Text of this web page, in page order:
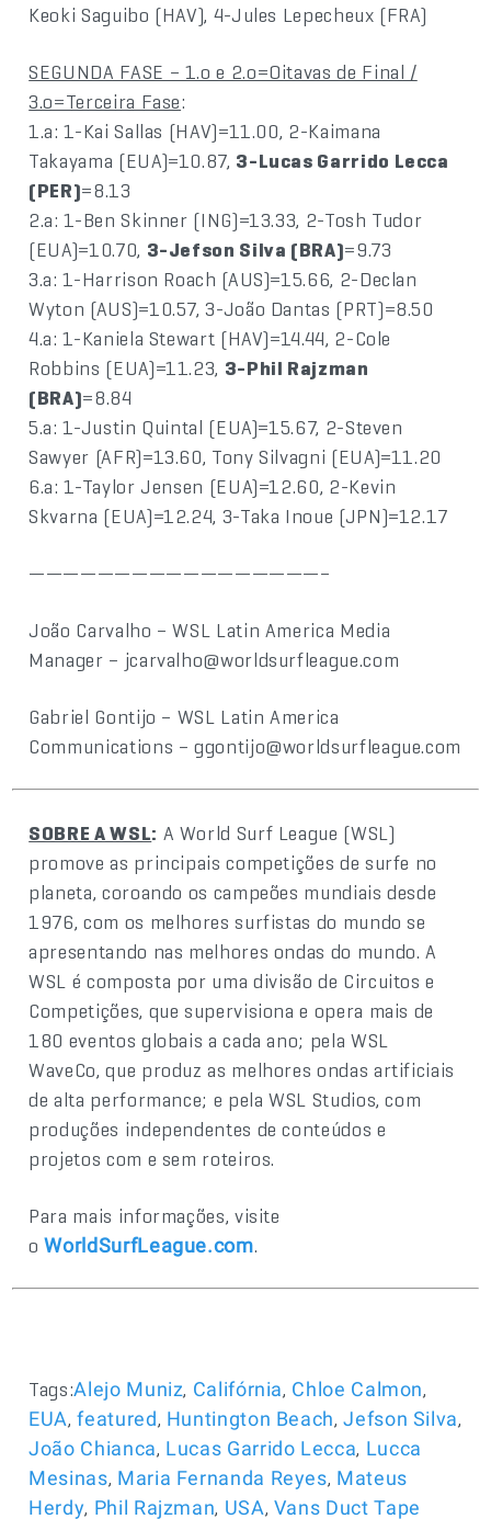
Keoki Saguibo (HAV), 4-Jules Lepecheux (FRA)
SEGUNDA FASE – 1.o e 2.o=Oitavas de Final /
3.o=Terceira Fase:
1.a: 1-Kai Sallas (HAV)=11.00, 2-Kaimana
Takayama (EUA)=10.87, 3-Lucas Garrido Lecca
(PER)=8.13
2.a: 1-Ben Skinner (ING)=13.33, 2-Tosh Tudor
(EUA)=10.70, 3-Jefson Silva (BRA)=9.73
3.a: 1-Harrison Roach (AUS)=15.66, 2-Declan
Wyton (AUS)=10.57, 3-João Dantas (PRT)=8.50
4.a: 1-Kaniela Stewart (HAV)=14.44, 2-Cole
Robbins (EUA)=11.23, 3-Phil Rajzman
(BRA)=8.84
5.a: 1-Justin Quintal (EUA)=15.67, 2-Steven
Sawyer (AFR)=13.60, Tony Silvagni (EUA)=11.20
6.a: 1-Taylor Jensen (EUA)=12.60, 2-Kevin
Skvarna (EUA)=12.24, 3-Taka Inoue (JPN)=12.17
—————————————————–
João Carvalho – WSL Latin America Media
Manager – jcarvalho@worldsurfleague.com
Gabriel Gontijo – WSL Latin America
Communications – ggontijo@worldsurfleague.com
SOBRE A WSL: A World Surf League (WSL)
promove as principais competições de surfe no
planeta, coroando os campeões mundiais desde
1976, com os melhores surfistas do mundo se
apresentando nas melhores ondas do mundo. A
WSL é composta por uma divisão de Circuitos e
Competições, que supervisiona e opera mais de
180 eventos globais a cada ano; pela WSL
WaveCo, que produz as melhores ondas artificiais
de alta performance; e pela WSL Studios, com
produções independentes de conteúdos e
projetos com e sem roteiros.
Para mais informações, visite
oWorldSurfLeague.com.
Tags:Alejo Muniz, Califórnia, Chloe Calmon,
EUA,featured, Huntington Beach,Jefson Silva,
João Chianca, Lucas Garrido Lecca, Lucca
Mesinas, Maria Fernanda Reyes, Mateus
Herdy, Phil Rajzman, USA, Vans Duct Tape